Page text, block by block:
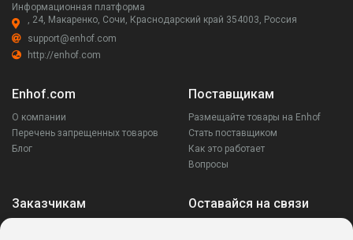
Информационная платформа
, 24, Макаренко, Сочи, Краснодарский край 354003, Россия
support@enhof.com
http://enhof.com
Enhof.com
О компании
Перечень запрещенных товаров
Блог
Поставщикам
Размещайте товары на Enhof
Стать поставщиком
Как это работает
Вопросы
Заказчикам Оставайся на связи